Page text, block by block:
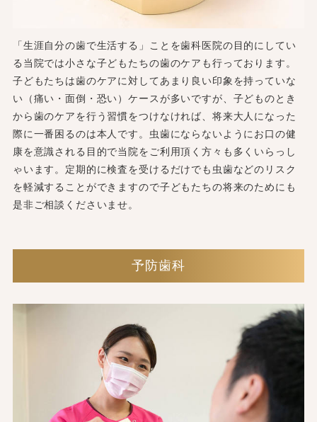
「生涯自分の歯で生活する」ことを歯科医院の目的にしてい
る当院では小さな子どもたちの歯のケアも行っております。
子どもたちは歯のケアに対してあまり良い印象を持っていな
い（痛い・面倒・恐い）ケースが多いですが、子どものとき
から歯のケアを行う習慣をつけなければ、将来大人になった
際に一番困るのは本人です。虫歯にならないようにお口の健
康を意識される目的で当院をご利用頂く方々も多くいらっし
ゃいます。定期的に検査を受けるだけでも虫歯などのリスク
を軽減することができますので子どもたちの将来のためにも
是非ご相談くださいませ。
予防歯科